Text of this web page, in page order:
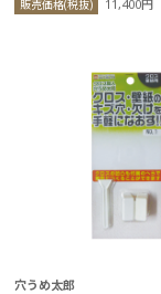
販売価格(税抜) 11,400円
穴うめ太郎